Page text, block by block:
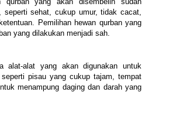
seperti sehat, cukup umur, tidak cacat,
Pemilihan hewan qurban yang
yang dilakukan menjadi sah.
alat-alat yang akan digunakan untuk
pisau yang cukup tajam, tempat
menampung daging dan darah yang